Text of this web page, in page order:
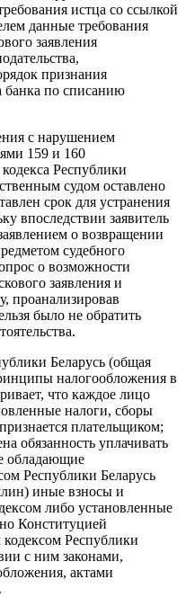
истца со ссылкой
данные требования
заявления
признания
банка по списанию
с нарушением
159 и 160
Республики
судом оставлено
срок для устранения
впоследствии заявитель
о возвращении
судебного
о возможности
заявления и
проанализировав
было не обратить
Беларусь (общая
налогообложения в
что каждое лицо
налоги, сборы
плательщиком;
обязанность уплачивать
обладающие
Республики Беларусь
иные взносы и
либо установленные
Конституцией
Республики
с ним законами,
актами